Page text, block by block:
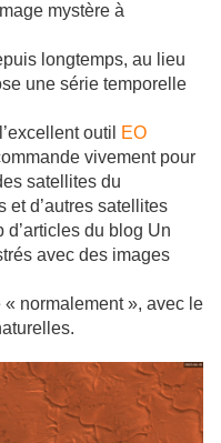
mystère à
longtemps, au lieu
une série temporelle
outil
EO
vivement pour
satellites du
et d’autres satellites
du blog Un
avec des images
« normalement », avec le